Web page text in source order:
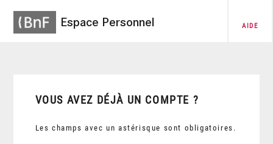
Espace Personnel AIDE
VOUS AVEZ DÉJÀ UN COMPTE ?
Les champs avec un astérisque sont obligatoires.